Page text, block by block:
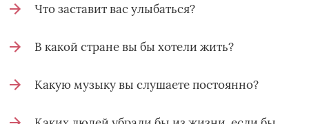
Что заставит вас улыбаться?
В какой стране вы бы хотели жить?
Какую музыку вы слушаете постоянно?